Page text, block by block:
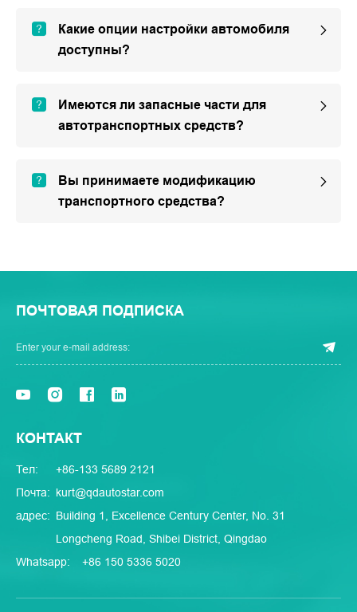
Какие опции настройки автомобиля
доступны?
Имеются ли запасные части для
автотранспортных средств?
Вы принимаете модификацию
транспортного средства?
ПОЧТОВАЯ ПОДПИСКА
КОНТАКТ
Тел:
+86-133 5689 2121
Почта: kurt@qdautostar.com
адрес: Building 1, Excellence Century Center, No. 31
Longcheng Road, Shibei District, Qingdao
Whatsapp:
+86 150 5336 5020